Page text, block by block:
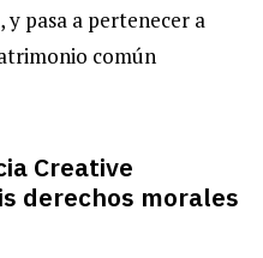
pasa a pertenecer a
común
Creative
derechos morales